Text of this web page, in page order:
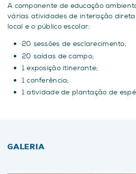
A componente de educação
várias atividades de interação
local e o público escolar:
20 sessões de esclarecimento;
20 saídas de campo;
1 exposição itinerante;
1 conferência;
1 atividade de plantação de
GALERIA